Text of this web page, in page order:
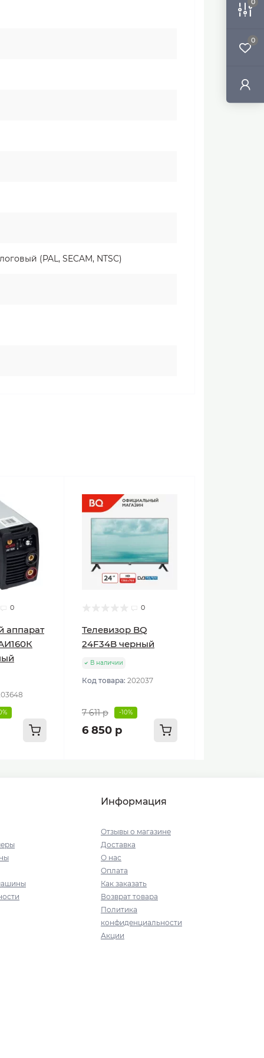
0
0
(PAL, SECAM, NTSC)
0
аппарат
0
Телевизор BQ
24F34B черный
В наличии
Код товара: 202037
7 611 р -10%
6 850 р
Информация
Отзывы о магазине
Доставка
О нас
Оплата
Как заказать
Возврат товара
Политика
конфиденциальности
Акции